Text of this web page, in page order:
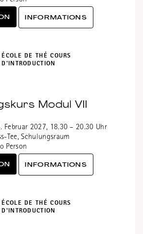
INFORMATIONS
ÉCOLE DE THÉ COURS
D'INTRODUCTION
Modul VII
Februar 2027, 18.30 – 20.30 Uhr
Tee, Schulungsraum
Person
INFORMATIONS
ÉCOLE DE THÉ COURS
D'INTRODUCTION